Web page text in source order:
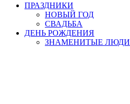
ПРАЗДНИКИ
НОВЫЙ ГОД
СВАДЬБА
ДЕНЬ РОЖДЕНИЯ
ЗНАМЕНИТЫЕ ЛЮДИ